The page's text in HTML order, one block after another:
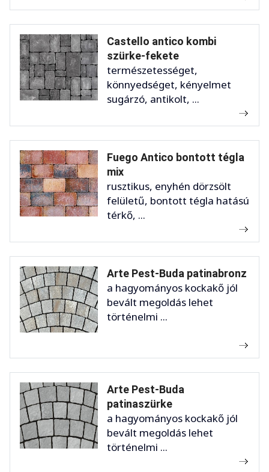
Castello antico kombi
szürke-fekete
természetességet,
könnyedséget, kényelmet
sugárzó, antikolt, ...
Fuego Antico bontott tégla
mix
rusztikus, enyhén dörzsölt
felületű, bontott tégla hatású
térkő, ...
Arte Pest-Buda patinabronz
a hagyományos kockakő jól
bevált megoldás lehet
történelmi ...
Arte Pest-Buda
patinaszürke
a hagyományos kockakő jól
bevált megoldás lehet
történelmi ...